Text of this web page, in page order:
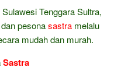
Tenggara Sultra,
pesonasastra melalu
mudah dan murah.
Sastra